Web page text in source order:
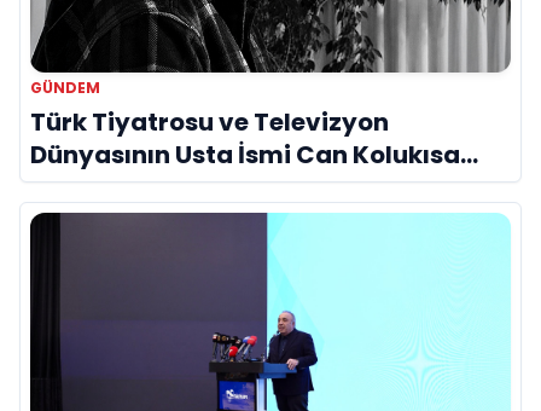
GÜNDEM
Türk Tiyatrosu ve Televizyon
Dünyasının Usta İsmi Can Kolukısa
Hayatını Kaybetti